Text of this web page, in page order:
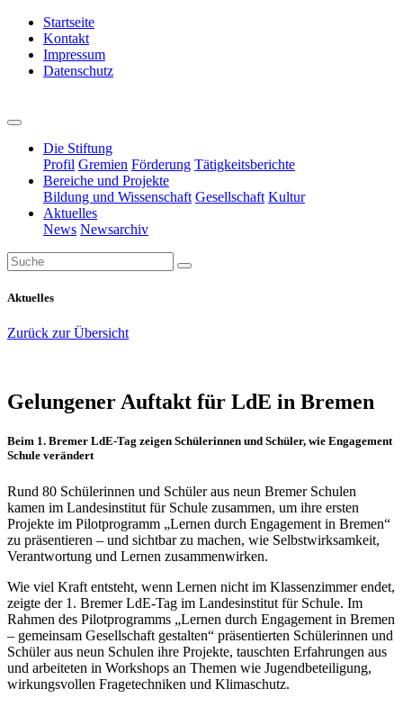
Startseite
Kontakt
Impressum
Datenschutz
Die Stiftung
Profil Gremien Förderung Tätigkeitsberichte
Bereiche und Projekte
Bildung und Wissenschaft Gesellschaft Kultur
Aktuelles
News Newsarchiv
Aktuelles
Zurück zur Übersicht
Gelungener Auftakt für LdE in Bremen
Beim 1. Bremer LdE-Tag zeigen Schülerinnen und Schüler, wie Engagement
Schule verändert
Rund 80 Schülerinnen und Schüler aus neun Bremer Schulen
kamen im Landesinstitut für Schule zusammen, um ihre ersten
Projekte im Pilotprogramm „Lernen durch Engagement in Bremen“
zu präsentieren – und sichtbar zu machen, wie Selbstwirksamkeit,
Verantwortung und Lernen zusammenwirken.
Wie viel Kraft entsteht, wenn Lernen nicht im Klassenzimmer endet,
zeigte der 1. Bremer LdE-Tag im Landesinstitut für Schule. Im
Rahmen des Pilotprogramms „Lernen durch Engagement in Bremen
– gemeinsam Gesellschaft gestalten“ präsentierten Schülerinnen und
Schüler aus neun Schulen ihre Projekte, tauschten Erfahrungen aus
und arbeiteten in Workshops an Themen wie Jugendbeteiligung,
wirkungsvollen Fragetechniken und Klimaschutz.